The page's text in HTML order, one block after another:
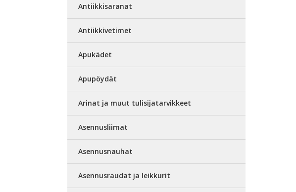
Antiikkisaranat
Antiikkivetimet
Apukädet
Apupöydät
Arinat ja muut tulisijatarvikkeet
Asennusliimat
Asennusnauhat
Asennusraudat ja leikkurit